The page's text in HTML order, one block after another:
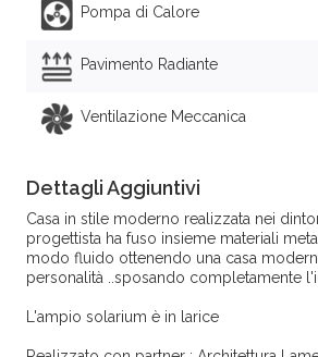
Pompa di Calore
Pavimento Radiante
Ventilazione Meccanica
Dettagli Aggiuntivi
Casa in stile moderno realizzata nei
progettista ha fuso insieme materiali
modo fluido ottenendo una casa
personalità ..sposando completamente
L'ampio solarium è in larice